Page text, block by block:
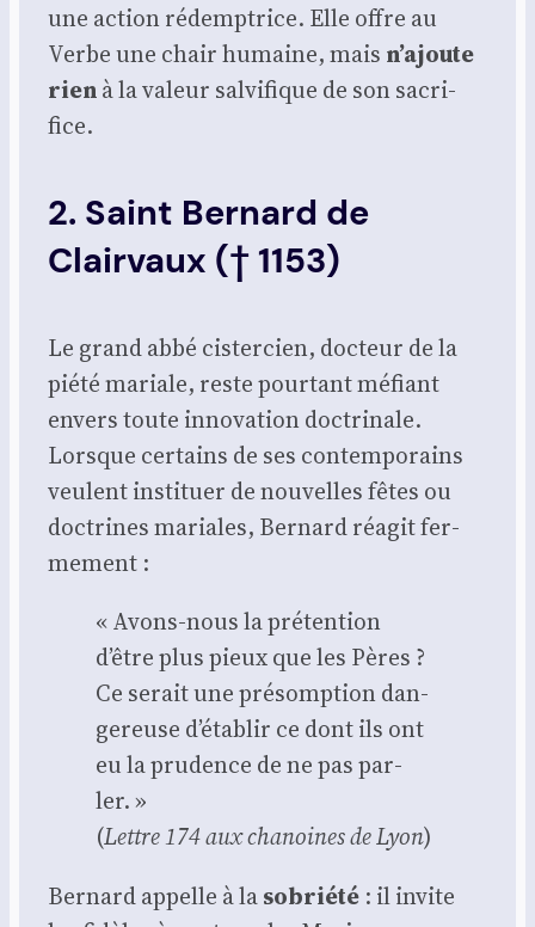
une action rédemp­trice. Elle offre au
Verbe une chair humaine, mais n’ajoute
rienà la valeur sal­vi­fique de son sacri­
fice.
2. Saint Bernard de
Clairvaux († 1153)
Le grand abbé cis­ter­cien, doc­teur de la
pié­té mariale, reste pour­tant méfiant
envers toute inno­va­tion doc­tri­nale.
Lorsque cer­tains de ses contem­po­rains
veulent ins­ti­tuer de nou­velles fêtes ou
doc­trines mariales, Ber­nard réagit fer­
me­ment :
« Avons-nous la pré­ten­tion
d’être plus pieux que les Pères ?
Ce serait une pré­somp­tion dan­
ge­reuse d’établir ce dont ils ont
eu la pru­dence de ne pas par­
ler. »
(Lettre 174 aux cha­noines de Lyon)
Ber­nard appelle à lasobrié­té : il invite